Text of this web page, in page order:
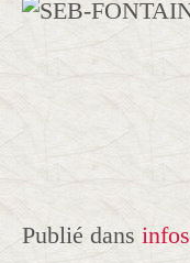
Publié dans infos